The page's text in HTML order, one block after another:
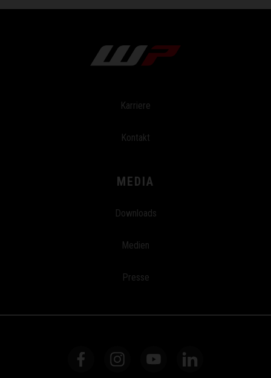
Karriere
Kontakt
MEDIA
Downloads
Medien
Presse